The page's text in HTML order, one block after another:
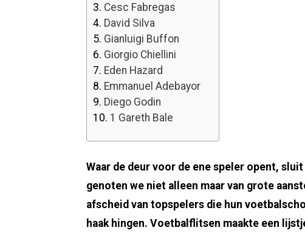
3. Cesc Fabregas
4. David Silva
5. Gianluigi Buffon
6. Giorgio Chiellini
7. Eden Hazard
8. Emmanuel Adebayor
9. Diego Godin
10. 1 Gareth Bale
Waar de deur voor de ene speler opent,
genoten we niet alleen maar van grote
afscheid van topspelers die hun
haak hingen. Voetbalflitsen maakte een